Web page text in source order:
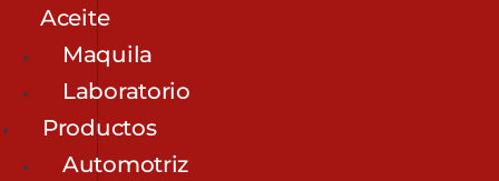
Aceite
Maquila
Laboratorio
Productos
Automotriz